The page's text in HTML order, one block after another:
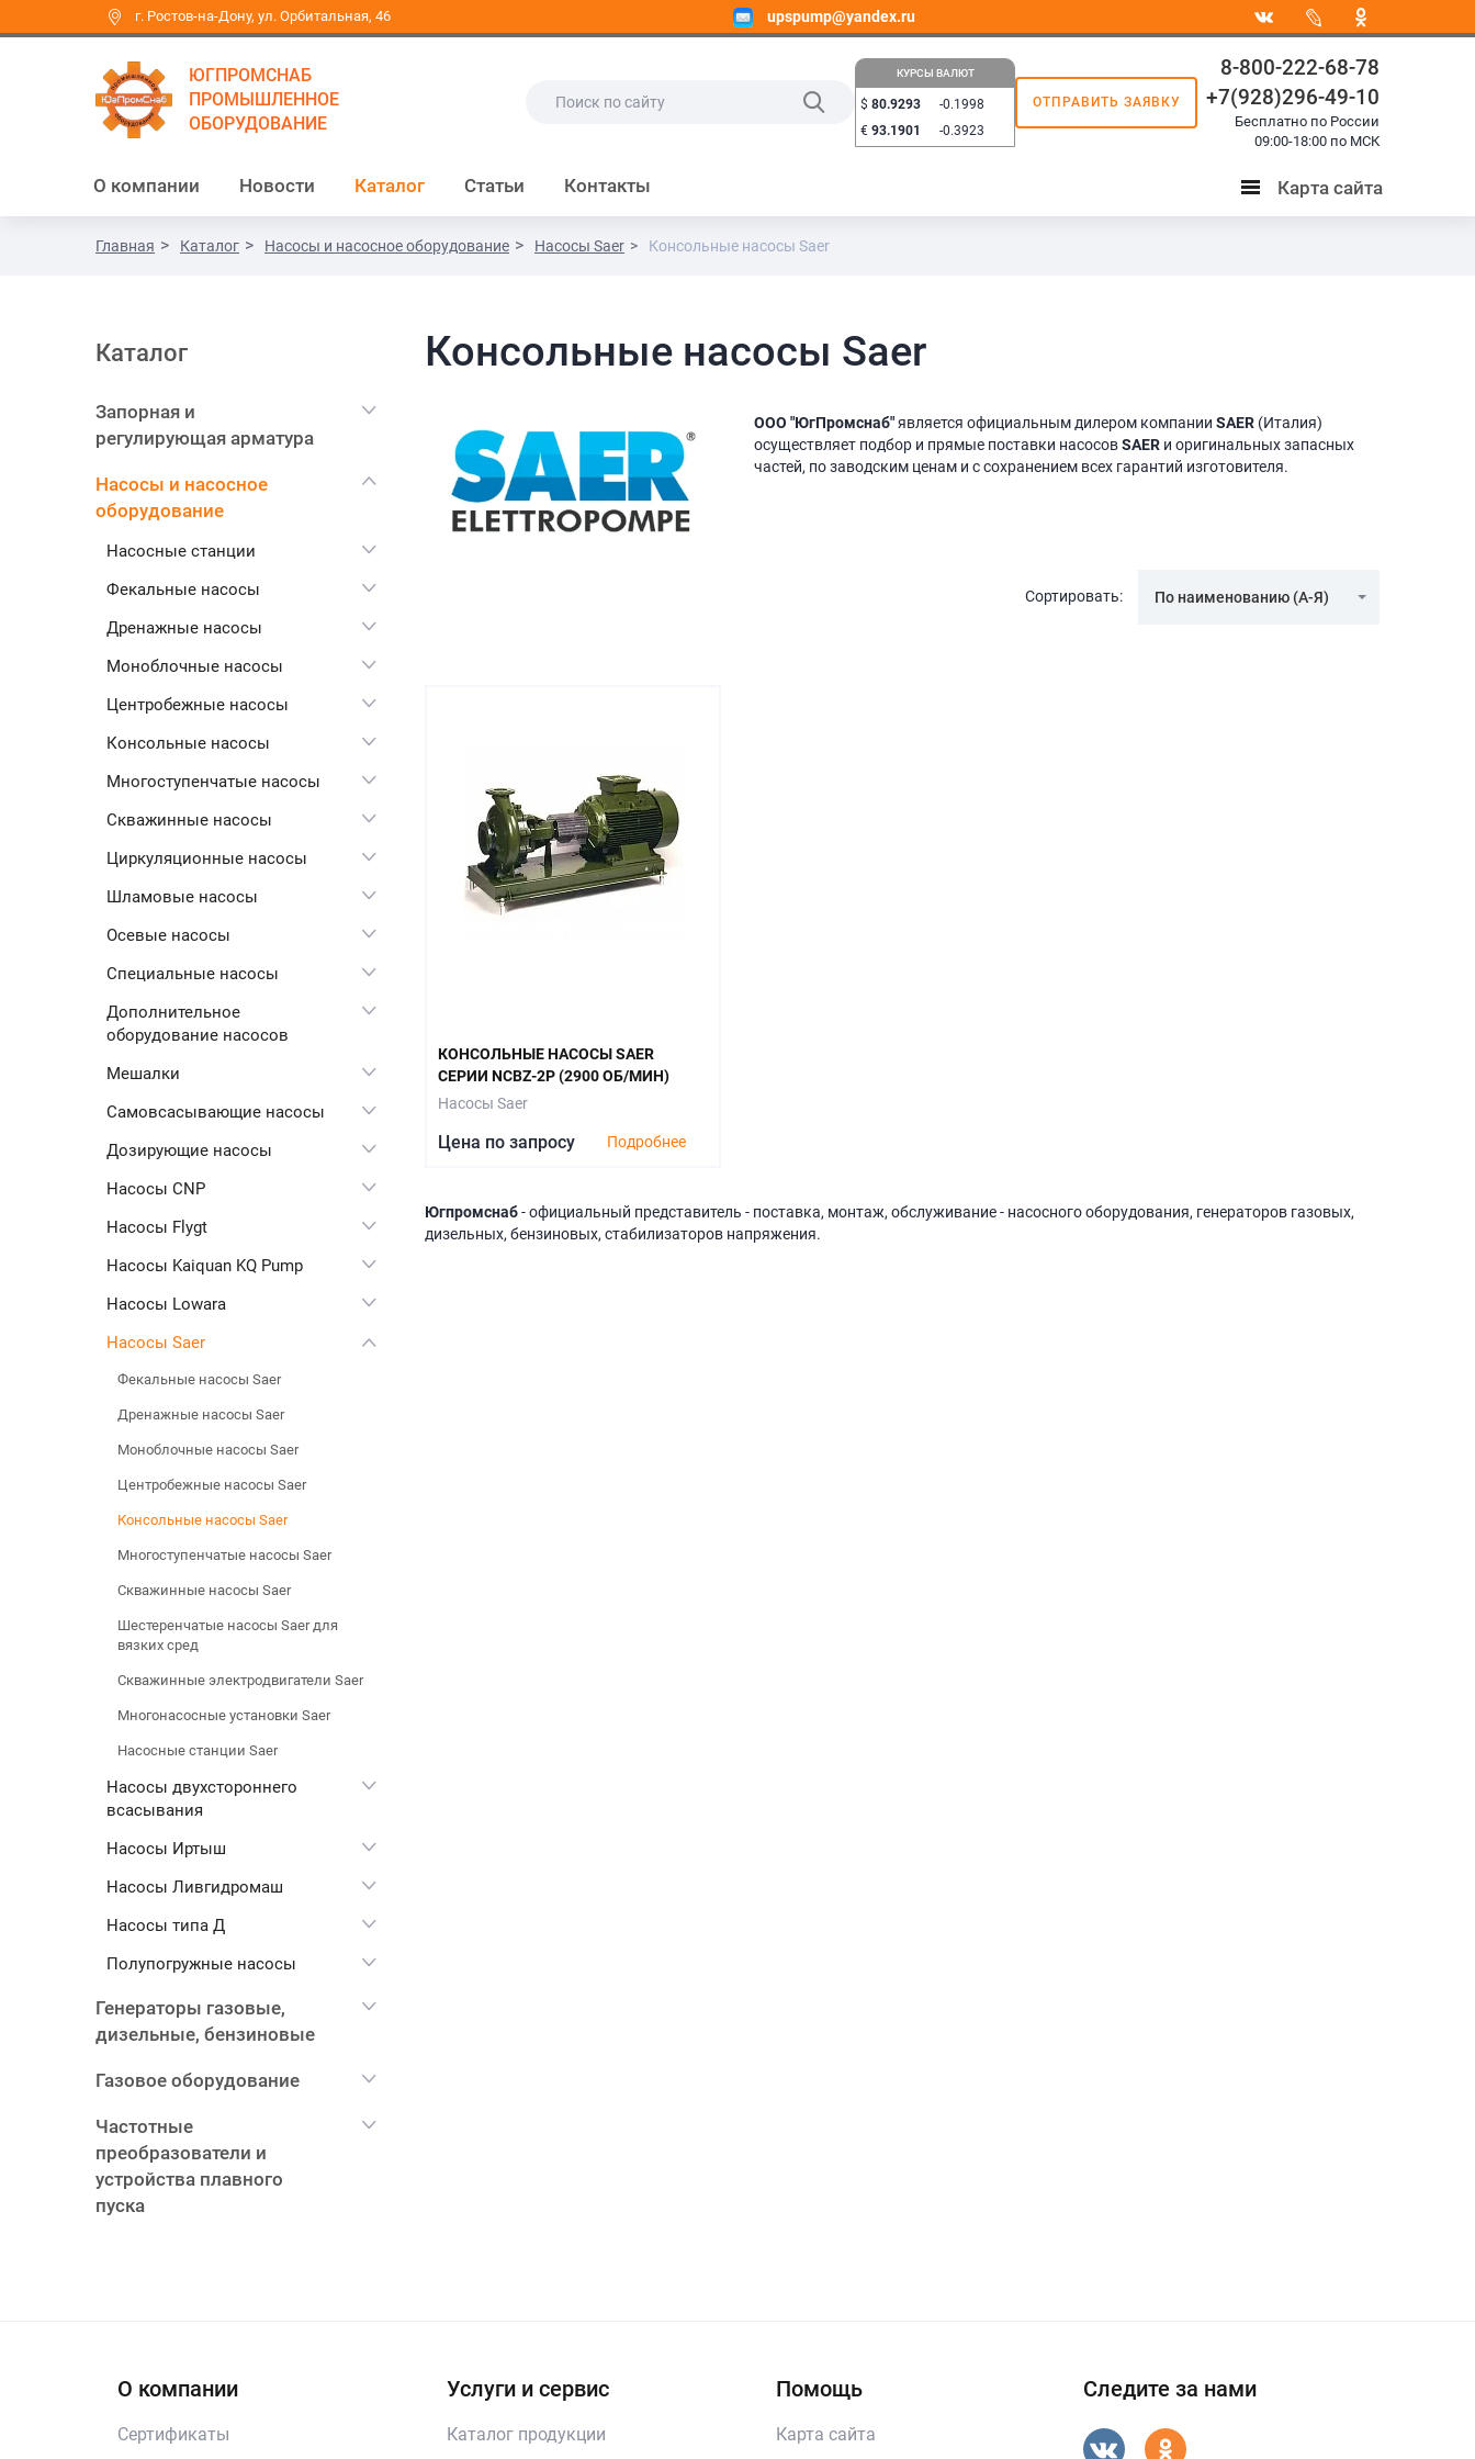
г. Ростов-на-Дону, ул. Орбитальная, 46 upspump@yandex.ru
ЮГПРОМСНАБ
ПРОМЫШЛЕННОЕ
ОБОРУДОВАНИЕ
КУРСЫ ВАЛЮТ
$ 80.9293
€ 93.1901
-0.1998
-0.3923
ОТПРАВИТЬ ЗАЯВКУ
8-800-222-68-78
+7(928)296-49-10
Бесплатно по России
09:00-18:00 по МСК
О компании Новости Каталог Статьи Контакты
Карта
сайта
Карта сайта
Главная Каталог Насосы и насосное оборудование Насосы Saer Консольные насосы Saer
Каталог
Запорная и
регулирующая арматура
Насосы и насосное
оборудование
Насосные станции
Фекальные насосы
Дренажные насосы
Моноблочные насосы
Центробежные насосы
Консольные насосы
Многоступенчатые насосы
Скважинные насосы
Циркуляционные насосы
Шламовые насосы
Осевые насосы
Специальные насосы
Дополнительное
оборудование насосов
Мешалки
Самовсасывающие насосы
Дозирующие насосы
Насосы CNP
Насосы Flygt
Насосы Kaiquan KQ Pump
Насосы Lowara
Насосы Saer
Фекальные насосы Saer
Дренажные насосы Saer
Моноблочные насосы Saer
Центробежные насосы Saer
Консольные насосы Saer
Многоступенчатые насосы Saer
Скважинные насосы Saer
Шестеренчатые насосы Saer для
вязких сред
Скважинные электродвигатели Saer
Многонасосные установки Saer
Насосные станции Saer
Насосы двухстороннего
всасывания
Насосы Иртыш
Насосы Ливгидромаш
Насосы типа Д
Полупогружные насосы
Генераторы газовые,
дизельные, бензиновые
Газовое оборудование
Частотные
преобразователи и
устройства плавного
пуска
Консольные насосы Saer
ООО "ЮгПромснаб"является официальным дилером компании SAER(Италия)
осуществляет подбор и прямые поставки насосовSAERи оригинальных запасных
частей, по заводским ценам и с сохранением всех гарантий изготовителя.
Сортировать: По наименованию (А-Я)
КОНСОЛЬНЫЕ НАСОСЫ SAER
СЕРИИ NCBZ-2P (2900 ОБ/МИН)
Насосы Saer
Цена по запросу Подробнее
Югпромснаб- официальный представитель - поставка, монтаж, обслуживание - насосного оборудования, генераторов газовых,
дизельных, бензиновых, стабилизаторов напряжения.
О компании
Сертификаты
Услуги и сервис
Каталог продукции
Помощь
Карта сайта
Следите за нами